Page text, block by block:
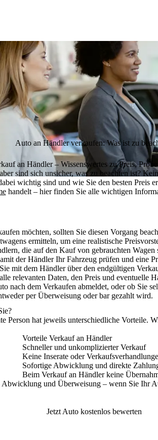
Auto an Händler verkaufen: Was ist zu
an Händler – Wissenswertes zu Preis,
sind sich unsicher, was zu beachten ist?
wichtig sind und wie Sie den besten Preis
handelt – hier finden Sie alle wichtigen
möchten, sollten Sie diesen Vorgang
ermitteln, um eine realistische
die auf den Kauf von gebrauchten Wagen
der Händler Ihr Fahrzeug prüfen und eine
mit dem Händler über den endgültigen
relevanten Daten, den Preis und eventuelle
nach dem Verkaufen abmeldet, oder ob Sie
per Überweisung oder bar gezahlt wird.
Person hat jeweils unterschiedliche Vorteile.
Vorteile Verkauf an Händler
Schneller und unkomplizierter Verkauf
Keine Inserate oder
Sofortige Abwicklung und direkte
Beim Verkauf an Händler keine
Abwicklung und Überweisung – wenn Sie Ihr
Jetzt Auto kostenlos bewerten